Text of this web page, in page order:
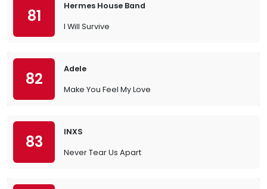
81
Hermes House Band
I Will Survive
82
Adele
Make You Feel My Love
83
INXS
Never Tear Us Apart